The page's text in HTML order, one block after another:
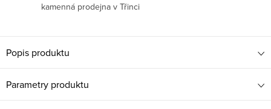
kamenná prodejna v Třinci
Popis produktu
Parametry produktu